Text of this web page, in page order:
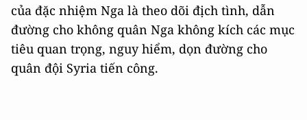
của đặc nhiệm Nga là theo dõi địch tình, dẫn
đường cho không quân Nga không kích các mục
tiêu quan trọng, nguy hiểm, dọn đường cho
quân đội Syria tiến công.